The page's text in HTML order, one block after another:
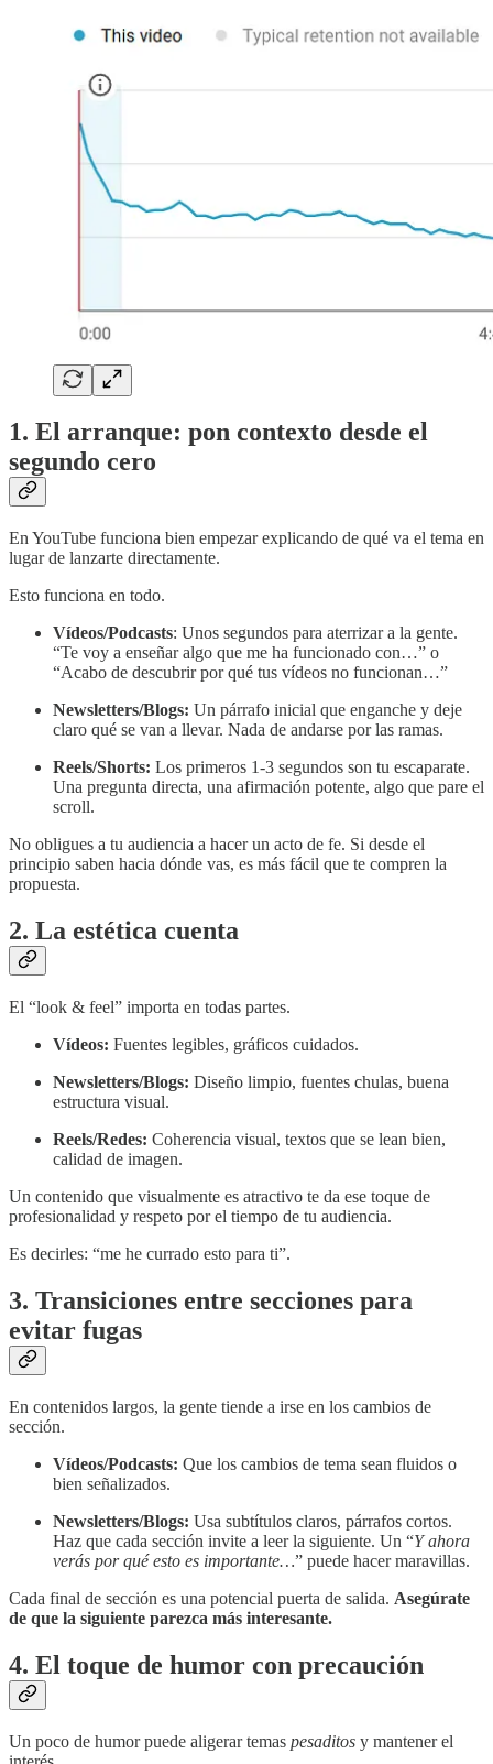
1. El arranque: pon contexto desde el
segundo cero
En YouTube funciona bien empezar explicando de qué va el tema en
lugar de lanzarte directamente.
Esto funciona en todo.
Vídeos/Podcasts: Unos segundos para aterrizar a la gente.
“Te voy a enseñar algo que me ha funcionado con…” o
“Acabo de descubrir por qué tus vídeos no funcionan…”
Newsletters/Blogs: Un párrafo inicial que enganche y deje
claro qué se van a llevar. Nada de andarse por las ramas.
Reels/Shorts: Los primeros 1-3 segundos son tu escaparate.
Una pregunta directa, una afirmación potente, algo que pare el
scroll.
No obligues a tu audiencia a hacer un acto de fe. Si desde el
principio saben hacia dónde vas, es más fácil que te compren la
propuesta.
2. La estética cuenta
El “look & feel” importa en todas partes.
Vídeos: Fuentes legibles, gráficos cuidados.
Newsletters/Blogs: Diseño limpio, fuentes chulas, buena
estructura visual.
Reels/Redes: Coherencia visual, textos que se lean bien,
calidad de imagen.
Un contenido que visualmente es atractivo te da ese toque de
profesionalidad y respeto por el tiempo de tu audiencia.
Es decirles: “me he currado esto para ti”.
3. Transiciones entre secciones para
evitar fugas
En contenidos largos, la gente tiende a irse en los cambios de
sección.
Vídeos/Podcasts: Que los cambios de tema sean fluidos o
bien señalizados.
Newsletters/Blogs: Usa subtítulos claros, párrafos cortos.
Haz que cada sección invite a leer la siguiente. Un “Y ahora
verás por qué esto es importante…” puede hacer maravillas.
Cada final de sección es una potencial puerta de salida. Asegúrate
de que la siguiente parezca más interesante.
4. El toque de humor con precaución
Un poco de humor puede aligerar temas pesaditos y mantener el